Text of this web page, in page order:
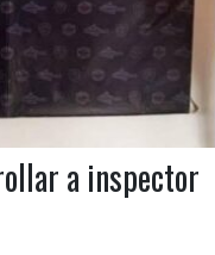
a inspector